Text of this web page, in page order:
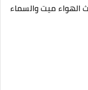
ميت والسماء